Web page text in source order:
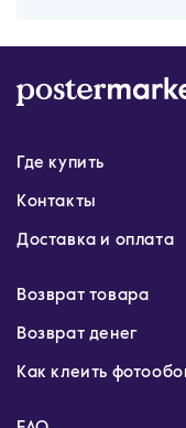
Где купить
Контакты
Доставка и оплата
Возврат товара
Возврат денег
Как клеить